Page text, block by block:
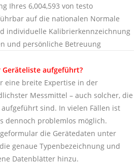
Ihres 6,004,593 von testo
auf die nationalen Normale
individuelle Kalibrierkennzeichnung
und persönliche Betreuung
aufgeführt?
eine breite Expertise in der
Messmittel – auch solcher, die
sind. In vielen Fällen ist
dennoch problemlos möglich.
die Gerätedaten unter
genaue Typenbezeichnung und
Datenblätter hinzu.